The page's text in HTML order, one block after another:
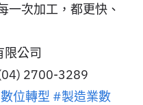
一次加工，都更快、
限公司
2700-3289
位轉型 #製造業數